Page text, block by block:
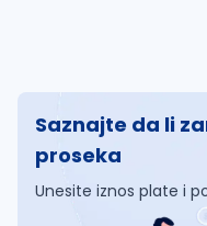
Saznajte da li
proseka
Unesite iznos plate i